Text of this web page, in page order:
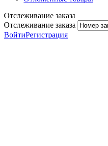
Отслеживание заказа
Отслеживание заказа
ВойтиРегистрация